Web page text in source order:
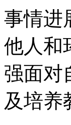
事情进
他人和
强面对
及培养